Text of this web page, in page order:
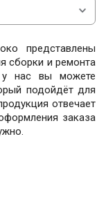
представлены
сборки и ремонта
у нас вы можете
подойдёт для
отвечает
заказа